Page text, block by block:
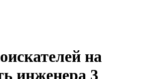
на
инженера 3